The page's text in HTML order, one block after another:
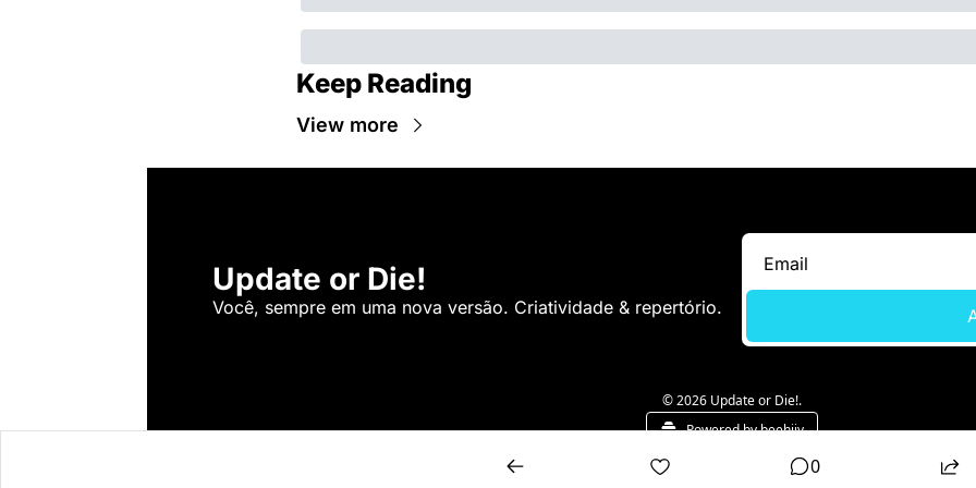
Keep Reading
View more
Update or Die!
Você, sempre em uma nova versão. Criatividade & repertório.
© 2026 Update or Die!.
Powered by beehiiv
0